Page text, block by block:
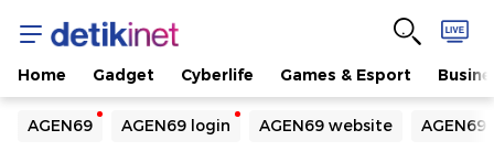
Home Gadget Cyberlife Games & Esport
AGEN69 AGEN69 login AGEN69 website
Yang sedang ramai dicari
Loading...